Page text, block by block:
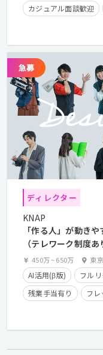
カジュアル面談歓迎
フレックスタイム制
ディレクター
KNAP
「作る人」が動き
（テレワーク制度あ
450万~650万 東京
AI活用(β版) フル
残業手当有り
フレ
クライアントとの直